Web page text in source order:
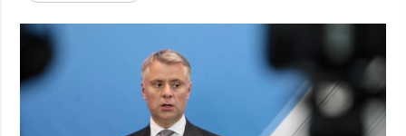
Politik
Wirtschaft
Gesellschaft und
Politik zur
Vertraulichkeit
und zum Schutz
personenbezogener
Daten